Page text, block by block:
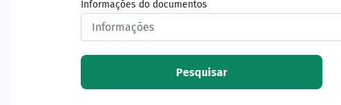
Informações do documentos
Pesquisar